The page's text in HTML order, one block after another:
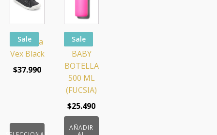
Sale
Zapatilla
Vex Black
$37.990
tiene
variantes.
Las
opciones
se
página
Sale
BKR
BABY
BOTELLA
500 ML
(FUCSIA)
$25.490
AÑADIR